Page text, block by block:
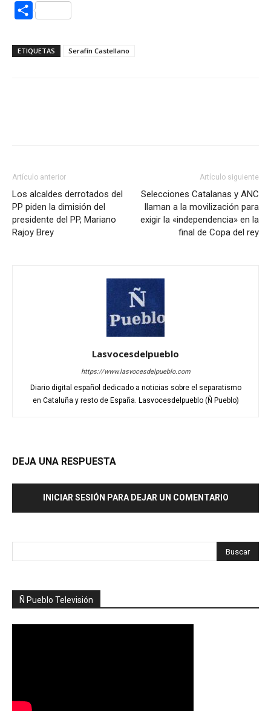
Compartir
ETIQUETAS Serafín Castellano
Artículo anterior
Los alcaldes derrotados del
PP piden la dimisión del
presidente del PP, Mariano
Rajoy Brey
Artículo siguiente
Selecciones Catalanas y ANC
llaman a la movilización para
exigir la «independencia» en la
final de Copa del rey
Lasvocesdelpueblo
https://www.lasvocesdelpueblo.com
Diario digital español dedicado a noticias sobre el separatismo
en Cataluña y resto de España. Lasvocesdelpueblo (Ñ Pueblo)
DEJA UNA RESPUESTA
INICIAR SESIÓN PARA DEJAR UN COMENTARIO
Ñ Pueblo Televisión